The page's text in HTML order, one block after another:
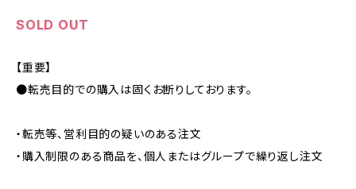
SOLD OUT
【重要】
●転売目的での購入は固くお断りしております。
・転売等、営利目的の疑いのある注文
・購入制限のある商品を、個人またはグループで繰り返し注文